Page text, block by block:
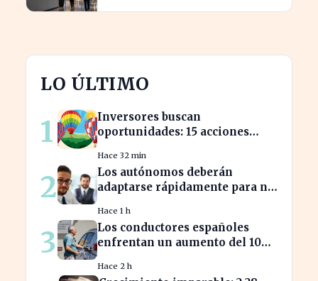
LO ÚLTIMO
1
Inversores buscan
oportunidades: 15 acciones
bursátil
Hace 32 min
2
Los autónomos deberán
adaptarse rápidamente para no
nóminas
Hace 1 h
3
Los conductores españoles
enfrentan un aumento del 10%
desde marzo
Hace 2 h